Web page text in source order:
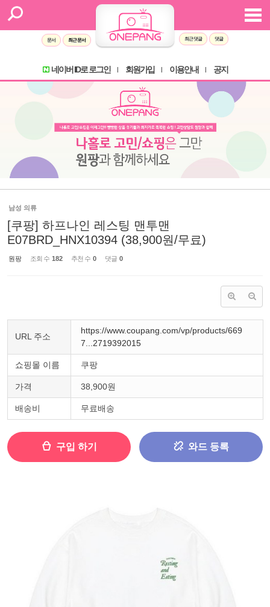
문서 최근 문서 최근 댓글 댓글
네이버 ID로 로그인 회원가입 이용안내 공지
남성 의류
[쿠팡] 하프나인 레스팅 맨투맨
E07BRD_HNX10394 (38,900원/무료)
원팡 조회 수 182 추천 수 0 댓글 0
URL 주소
https://www.coupang.com/vp/products/669
7...2719392015
쇼핑몰 이름 쿠팡
가격 38,900원
배송비 무료배송
구입 하기 와드 등록